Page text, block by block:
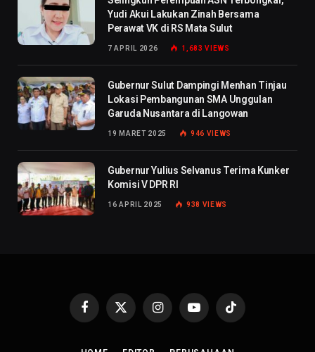
Yudi Akui Lakukan Zinah Bersama
Perawat VK di RS Mata Sulut
7 APRIL 2026 1,683VIEWS
Gubernur Sulut Dampingi Menhan Tinjau
Lokasi Pembangunan SMA Unggulan
Garuda Nusantara di Langowan
19 MARET 2025 946 VIEWS
Gubernur Yulius Selvanus Terima Kunker
Komisi V DPR RI
16 APRIL 2025 938 VIEWS
Facebook
X
InstagramYouTubeTikTok